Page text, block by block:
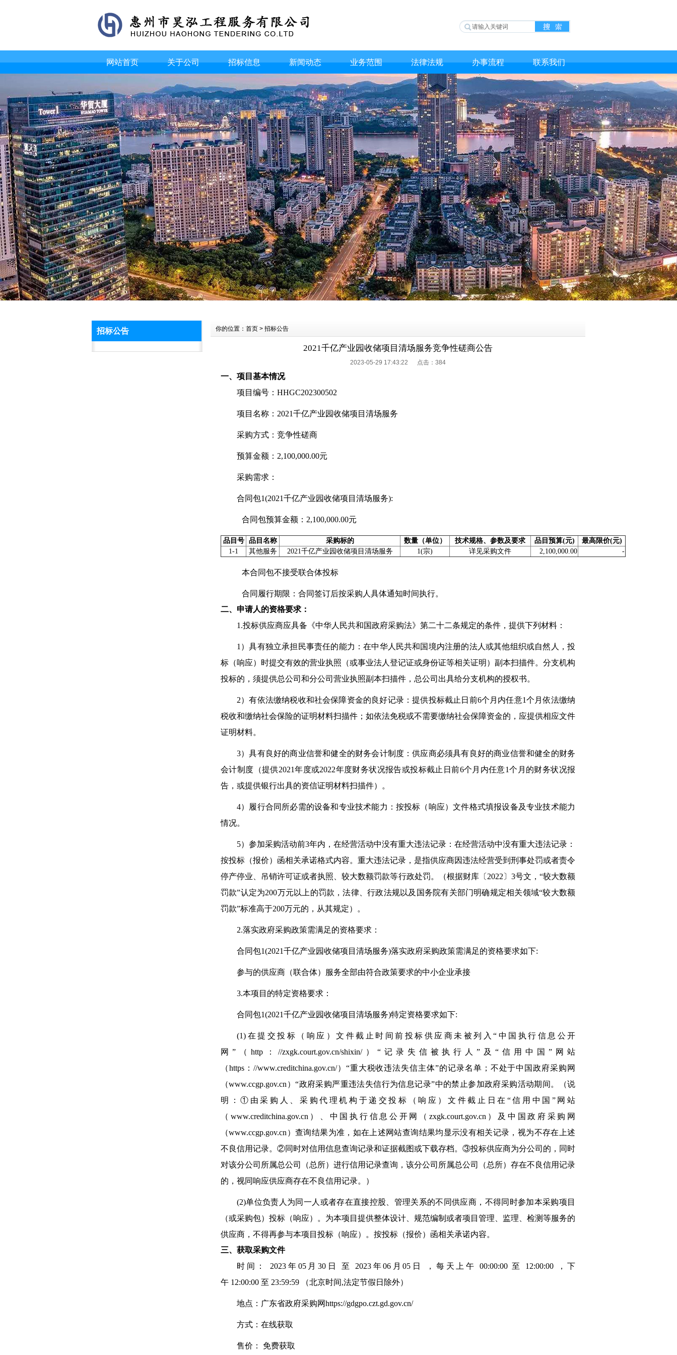
网站首页 关于公司 招标信息 新闻动态 业务范围 法律法规 办事流程 联系我们
招标公告 你的位置：首页 > 招标公告
2021千亿产业园收储项目清场服务竞争性磋商公告
2023-05-29 17:43:22 点击： 384
一、项目基本情况
项目编号：HHGC202300502
项目名称：2021千亿产业园收储项目清场服务
采购方式：竞争性磋商
预算金额：2,100,000.00元
采购需求：
合同包1(2021千亿产业园收储项目清场服务):
合同包预算金额： 2,100,000.00元
品目号 品目名称 采购标的 数量（单位） 技术规格、参数及要求 品目预算(元)
最高限价(元)
1-1
其他服务 2021千亿产业园收储项目清场服务 1(宗) 详见采购文件 2,100,000.00 -
本合同包不接受联合体投标
合同履行期限： 合同签订后按采购人具体通知时间执行。
二、申请人的资格要求：
1.投标供应商应具备《中华人民共和国政府采购法》第二十二条规定的条件，提供下列材料：
1）具有独立承担民事责任的能力：在中华人民共和国境内注册的法人或其他组织或自然人，投
标（响应）时提交有效的营业执照（或事业法人登记证或身份证等相关证明）副本扫描件。分支机构
投标的，须提供总公司和分公司营业执照副本扫描件，总公司出具给分支机构的授权书。
2）有依法缴纳税收和社会保障资金的良好记录：提供投标截止日前6个月内任意1个月依法缴纳
税收和缴纳社会保险的证明材料扫描件；如依法免税或不需要缴纳社会保障资金的，应提供相应文件
证明材料。
3）具有良好的商业信誉和健全的财务会计制度：供应商必须具有良好的商业信誉和健全的财务
会计制度（提供2021年度或2022年度财务状况报告或投标截止日前6个月内任意1个月的财务状况报
告，或提供银行出具的资信证明材料扫描件）。
4）履行合同所必需的设备和专业技术能力：按投标（响应）文件格式填报设备及专业技术能力
情况。
5）参加采购活动前3年内，在经营活动中没有重大违法记录：在经营活动中没有重大违法记录：
按投标（报价）函相关承诺格式内容。重大违法记录，是指供应商因违法经营受到刑事处罚或者责令
停产停业、吊销许可证或者执照、较大数额罚款等行政处罚。（根据财库〔2022〕3号文，“较大数额
罚款”认定为200万元以上的罚款，法律、行政法规以及国务院有关部门明确规定相关领域“较大数额
罚款”标准高于200万元的，从其规定）。
2.落实政府采购政策需满足的资格要求：
合同包1(2021千亿产业园收储项目清场服务)落实政府采购政策需满足的资格要求如下:
参与的供应商（联合体）服务全部由符合政策要求的中小企业承接
3.本项目的特定资格要求：
合同包1(2021千亿产业园收储项目清场服务)特定资格要求如下:
(1)在提交投标（响应）文件截止时间前投标供应商未被列入“中国执行信息公开
网”（http：//zxgk.court.gov.cn/shixin/）“记录失信被执行人”及“信用中国”网站
（https：//www.creditchina.gov.cn/）“重大税收违法失信主体”的记录名单；不处于中国政府采购网
（www.ccgp.gov.cn）“政府采购严重违法失信行为信息记录”中的禁止参加政府采购活动期间。（说
明：①由采购人、采购代理机构于递交投标（响应）文件截止日在“信用中国”网站
（www.creditchina.gov.cn）、中国执行信息公开网（zxgk.court.gov.cn）及中国政府采购网
（www.ccgp.gov.cn）查询结果为准，如在上述网站查询结果均显示没有相关记录，视为不存在上述
不良信用记录。②同时对信用信息查询记录和证据截图或下载存档。③投标供应商为分公司的，同时
对该分公司所属总公司（总所）进行信用记录查询，该分公司所属总公司（总所）存在不良信用记录
的，视同响应供应商存在不良信用记录。）
(2)单位负责人为同一人或者存在直接控股、管理关系的不同供应商，不得同时参加本采购项目
（或采购包）投标（响应）。为本项目提供整体设计、规范编制或者项目管理、监理、检测等服务的
供应商，不得再参与本项目投标（响应）。按投标（报价）函相关承诺内容。
三、获取采购文件
时间：
2023年05月30日 至 2023年06月05日 ，每天上午 00:00:00 至 12:00:00
，下
午 12:00:00 至 23:59:59 （北京时间,法定节假日除外）
地点： 广东省政府采购网https://gdgpo.czt.gd.gov.cn/
方式： 在线获取
售价： 免费获取